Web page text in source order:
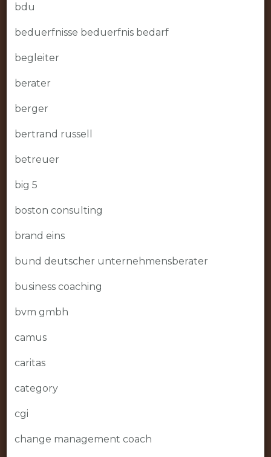
bdu
beduerfnisse beduerfnis bedarf
begleiter
berater
berger
bertrand russell
betreuer
big 5
boston consulting
brand eins
bund deutscher unternehmensberater
business coaching
bvm gmbh
camus
caritas
category
cgi
change management coach